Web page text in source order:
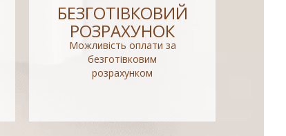
БЕЗГОТІВКОВИЙ
РОЗРАХУНОК
Можливість оплати за
безготівковим
розрахунком